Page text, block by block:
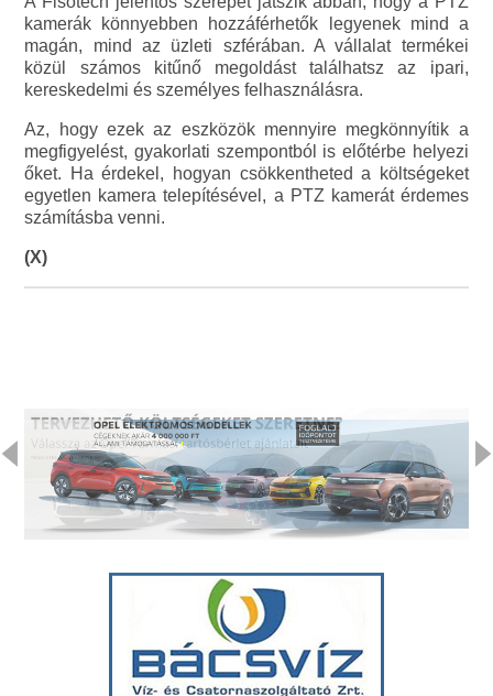
kamerák könnyebben hozzáférhetők legyenek mind a
magán, mind az üzleti szférában. A vállalat termékei
közül számos kitűnő megoldást találhatsz az ipari,
kereskedelmi és személyes felhasználásra.
Az, hogy ezek az eszközök mennyire megkönnyítik a
megfigyelést, gyakorlati szempontból is előtérbe helyezi
őket. Ha érdekel, hogyan csökkentheted a költségeket
egyetlen kamera telepítésével, a PTZ kamerát érdemes
számításba venni.
(X)